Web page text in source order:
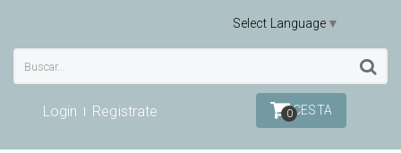
Select Language ▼
Login Registrate 0CESTA